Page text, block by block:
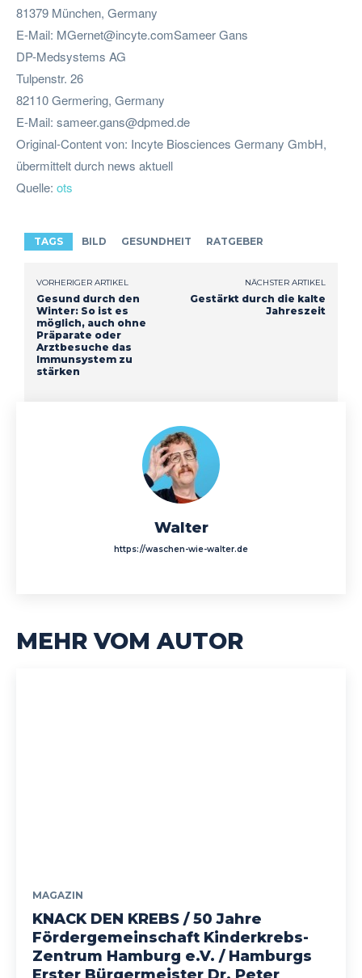
81379 München, Germany
E-Mail: MGernet@incyte.comSameerGans
DP-Medsystems AG
Tulpenstr. 26
82110 Germering, Germany
E-Mail: sameer.gans@dpmed.de
Original-Content von: Incyte Biosciences Germany GmbH,
übermittelt durch news aktuell
Quelle: ots
TAGS BILD GESUNDHEIT RATGEBER
VORHERIGER ARTIKEL
Gesund durch den
Winter: So ist es
möglich, auch ohne
Präparate oder
Arztbesuche das
Immunsystem zu
stärken
NÄCHSTER ARTIKEL
Gestärkt durch die kalte
Jahreszeit
Walter
https://waschen-wie-walter.de
MEHR VOM AUTOR
MAGAZIN
KNACK DEN KREBS / 50 Jahre
Fördergemeinschaft Kinderkrebs-
Zentrum Hamburg e.V. / Hamburgs